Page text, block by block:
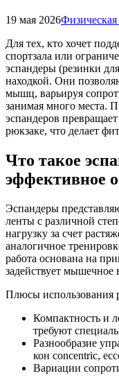
19 мая 2026Физическая
Для тех, кто хочет
спортзала или
эспандеры (резинки
находкой. Они
мышц, варьируя
занимая много места.
эспандеров
рюкзаке, что делает
Что такое
эффективное
Эспандеры
ленты с различной
нагрузку за счет
аналогичное
работа основана на
задействует мышечное
Плюсы использования
Компактность и
требуют
Разнообразие
кон concentric,
Вариации